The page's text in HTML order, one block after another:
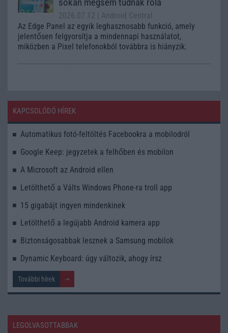
sokan mégsem tudnak róla
2026.07.12
| Android Central
Az Edge Panel az egyik leghasznosabb funkció, amely
jelentősen felgyorsítja a mindennapi használatot,
miközben a Pixel telefonokból továbbra is hiányzik.
KAPCSOLÓDÓ HÍREK
Automatikus fotó-feltöltés Facebookra a mobilodról
Google Keep: jegyzetek a felhőben és mobilon
A Microsoft az Android ellen
Letölthető a Válts Windows Phone-ra troll app
15 gigabájt ingyen mindenkinek
Letölthető a legújabb Android kamera app
Biztonságosabbak lesznek a Samsung mobilok
Dynamic Keyboard: úgy változik, ahogy írsz
További hírek
LEGOLVASOTTABBAK